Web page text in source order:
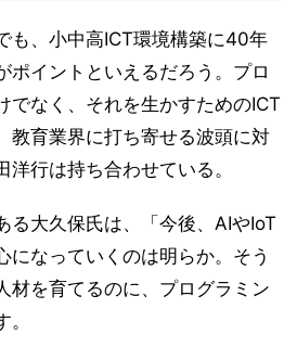
も、小中高ICT環境構築に40年
ポイントといえるだろう。プロ
でなく、それを生かすためのICT
教育業界に打ち寄せる波頭に対
行は持ち合わせている。
る大久保氏は、「今後、AIやIoT
になっていくのは明らか。そう
材を育てるのに、プログラミン